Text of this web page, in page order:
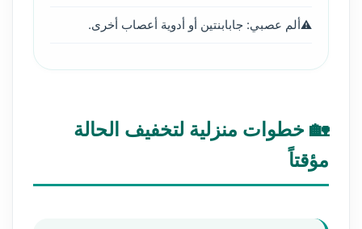
ألم عصبي: جابابنتين أو أدوية أعصاب أخرى.
🏡 خطوات منزلية لتخفيف الحالة
مؤقتاً